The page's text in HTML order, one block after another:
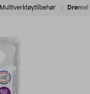
Multiverktøytilbehør